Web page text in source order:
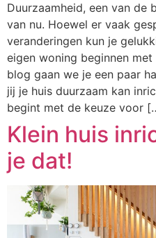
Duurzaamheid, een van de
van nu. Hoewel er vaak
veranderingen kun je
eigen woning beginnen
blog gaan we je een paar
jij je huis duurzaam kan
begint met de keuze voor
Klein huis
je dat!